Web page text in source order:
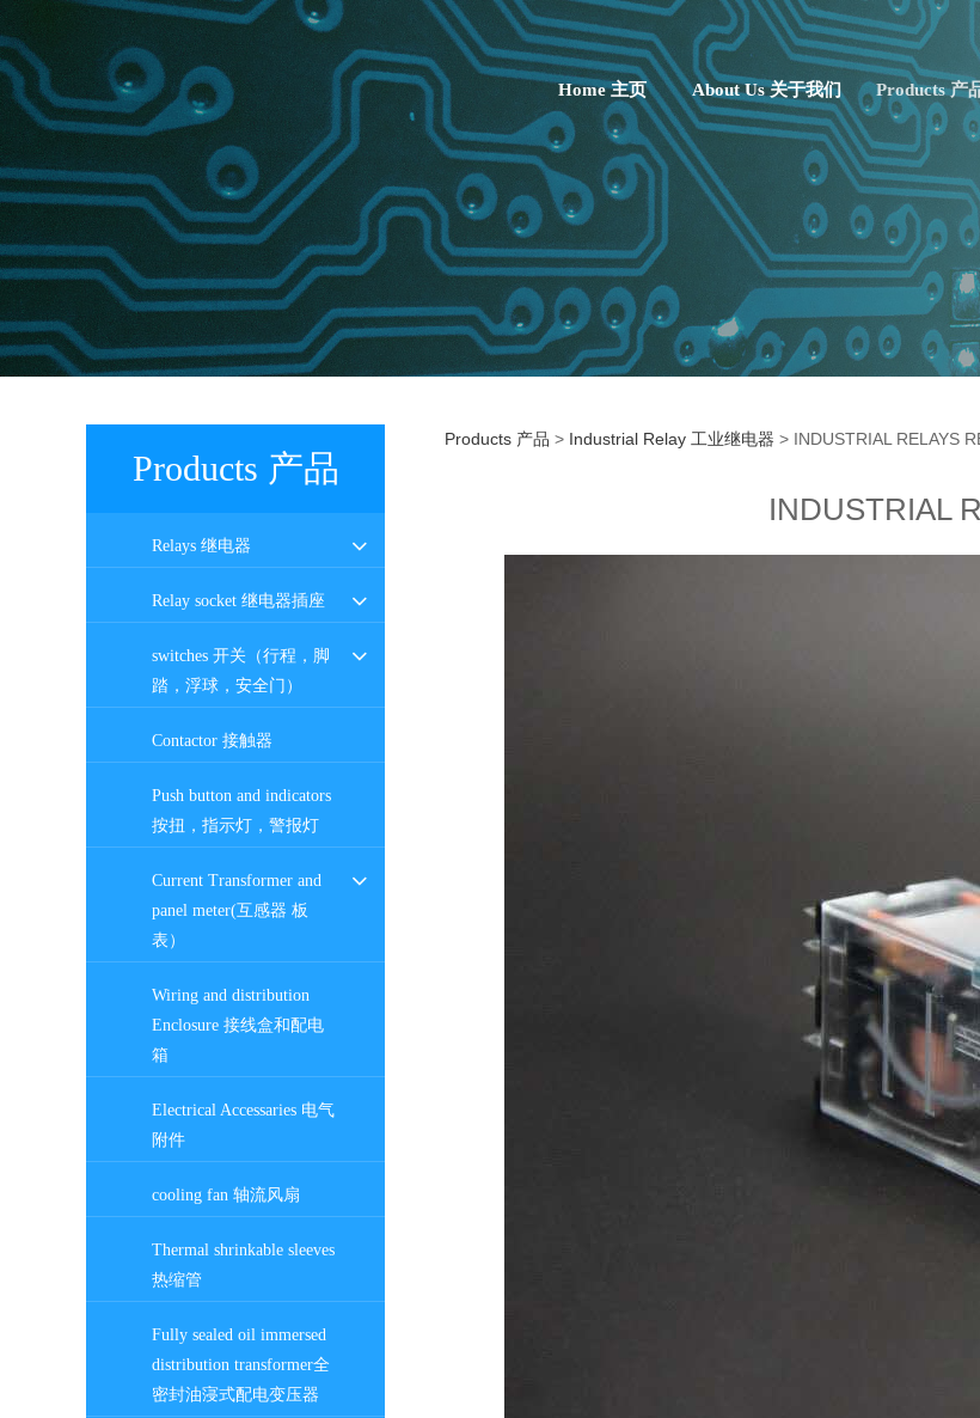
Home 主页 About Us 关于我们 Products 产
Products 产品
Relays 继电器
Relay socket 继电器插座
switches 开关（行程，脚
踏，浮球，安全门）
Contactor 接触器
Push button and indicators
按扭，指示灯，警报灯
Current Transformer and
panel meter(互感器 板
表）
Wiring and distribution
Enclosure 接线盒和配电
箱
Electrical Accessaries 电气
附件
cooling fan 轴流风扇
Thermal shrinkable sleeves
热缩管
Fully sealed oil immersed
distribution transformer全
密封油寖式配电变压器
INDUSTRIAL RELAYS
Products 产品 > Industrial Relay 工业继电器 > INDUSTRIAL RELAYS
INDUSTRIAL